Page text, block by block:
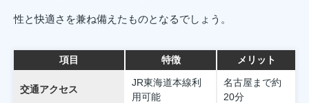
性と快適さを兼ね備えたものとなるでしょう。
項目 特徴 メリット
交通アクセス
JR東海道本線利
用可能
名古屋まで約
20分